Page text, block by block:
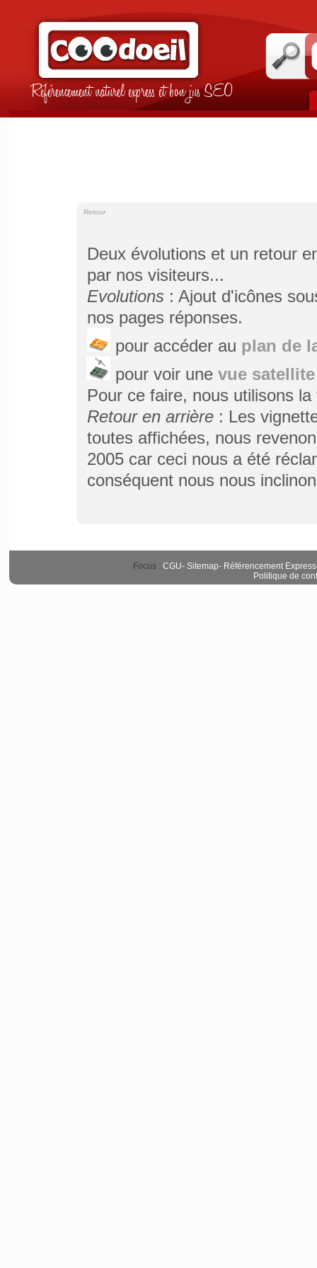
Référencement naturel express et bon jus SEO
Retour
Deux évolutions et un retour
par nos visiteurs...
Evolutions : Ajout d'icônes
nos pages réponses.
pour accéder au plan de
pour voir une vue satellite
Pour ce faire, nous utilisons la
Retour en arrière : Les
toutes affichées, nous
2005 car ceci nous a été
conséquent nous nous
Focus : CGU- Sitemap- Référencement Express
Politique de